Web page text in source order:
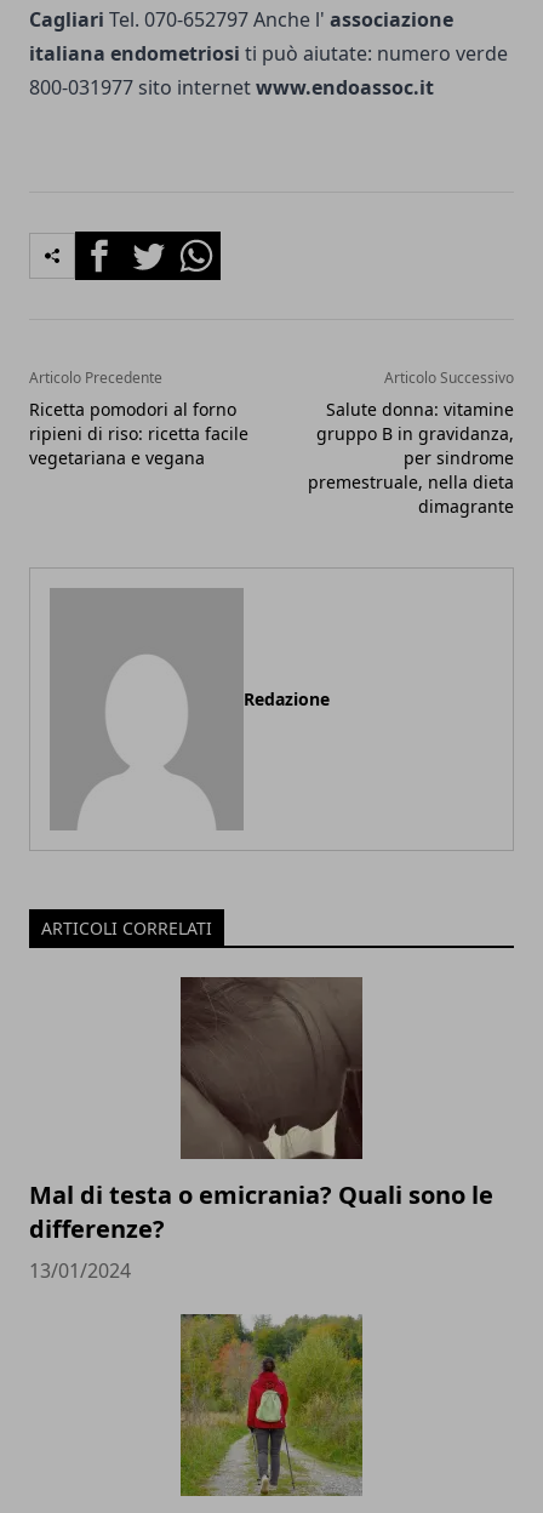
Cagliari Tel. 070-652797 Anche l' associazione
italiana endometriosi ti può aiutate: numero verde
800-031977 sito internetwww.endoassoc.it
FacebookTwitterWhatsapp
Articolo Precedente
Ricetta pomodori al forno
ripieni di riso: ricetta facile
vegetariana e vegana
Articolo Successivo
Salute donna: vitamine
gruppo B in gravidanza,
per sindrome
premestruale, nella dieta
dimagrante
Redazione
ARTICOLI CORRELATI
Mal di testa o emicrania? Quali sono le
differenze?
13/01/2024